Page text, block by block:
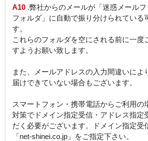
A10 .弊社からのメールが「迷惑メール
フォルダ」に自動で振り分けられている
す。
これらのフォルダを空にされる前に一度
すようお願い致します。
また、メールアドレスの入力間違いによ
届けできていない場合もございます。
スマートフォン・携帯電話からご利用の
対策でドメイン指定受信・アドレス指定
だく必要がございます。ドメイン指定受
「net-shinei.co.jp」をご指定下さい。